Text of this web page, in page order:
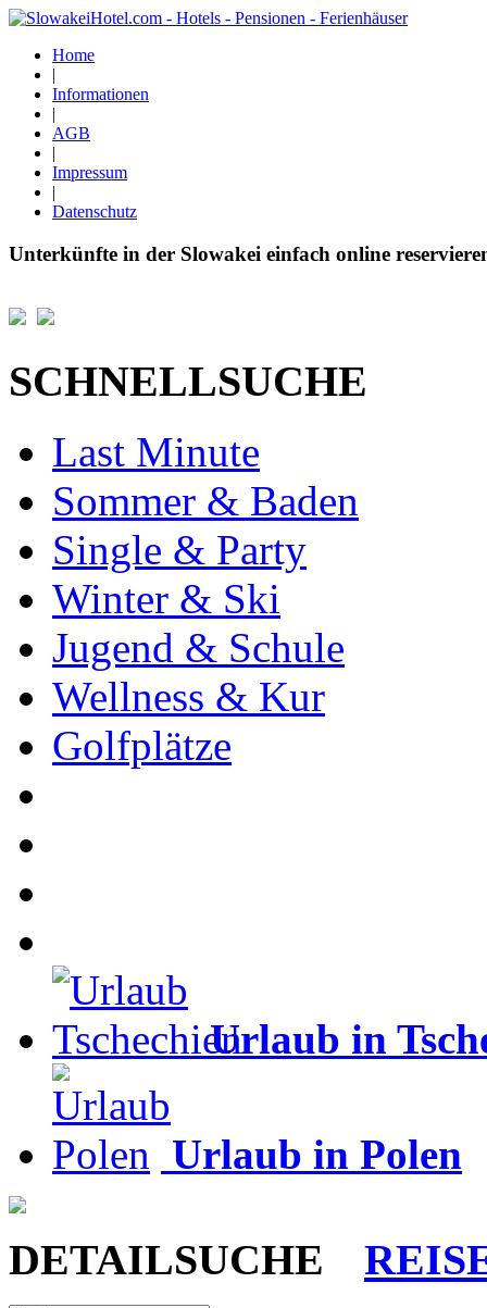
Home
|
Informationen
|
AGB
|
Impressum
|
Datenschutz
Unterkünfte in der Slowakei einfach online
SCHNELLSUCHE
Last Minute
Sommer & Baden
Single & Party
Winter & Ski
Jugend & Schule
Wellness & Kur
Golfplätze
Urlaub in
Urlaub in Polen
DETAILSUCHE